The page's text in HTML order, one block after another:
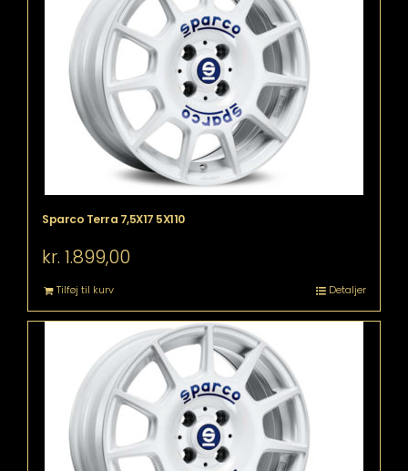
Sparco Terra 7,5X17 5X110
kr. 1.899,00
Tilføj til kurv Detaljer